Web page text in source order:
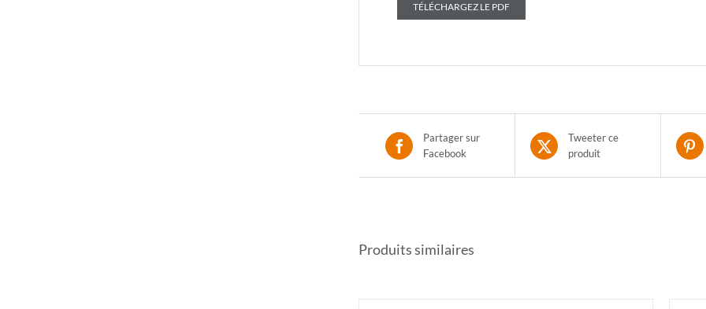
TÉLÉCHARGEZ LE PDF
Partager sur
Facebook
Tweeter ce
produit
Produits similaires